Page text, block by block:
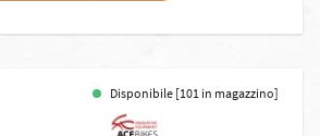
Disponibile [101 in magazzino]